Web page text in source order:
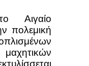
Αιγαίο
πολεμική